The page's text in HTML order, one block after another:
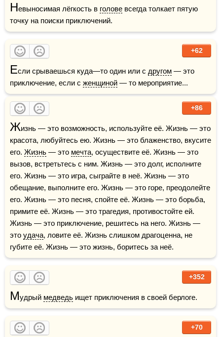
Невыносимая лёгкость в голове всегда толкает пятую
точку на поиски приключений.
+62
Если срываешься куда—то один или с другом — это
приключение, если с женщиной — то мероприятие...
+86
Жизнь — это возможность, используйте её. Жизнь — это
красота, любуйтесь ею. Жизнь — это блаженство, вкусите
его. Жизнь — это мечта, осуществите её. Жизнь — это
вызов, встретьтесь с ним. Жизнь — это долг, исполните
его. Жизнь — это игра, сыграйте в неё. Жизнь — это
обещание, выполните его. Жизнь — это горе, преодолейте
его. Жизнь — это песня, спойте её. Жизнь — это борьба,
примите её. Жизнь — это трагедия, противостойте ей.
Жизнь — это приключение, решитесь на него. Жизнь —
это удача, ловите её. Жизнь слишком драгоценна, не
губите её. Жизнь — это жизнь, боритесь за неё.
+352
Мудрый медведь ищет приключения в своей берлоге.
+70